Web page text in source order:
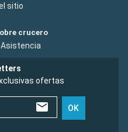
sitio
crucero
ofertas
OK